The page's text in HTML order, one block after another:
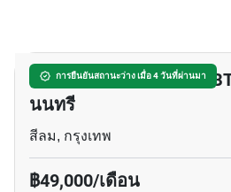
การยืนยันสถานะว่าง เมื่อ 4 วันที่ผ่านมา
คอนโด 2-ห้องนอน ใกล้
นนทรี
สีลม, กรุงเทพ
฿49,000/เดือน